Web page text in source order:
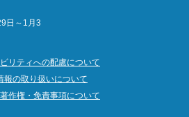
日～1月3
リティへの配慮について
報の取り扱いについて
作権・免責事項について